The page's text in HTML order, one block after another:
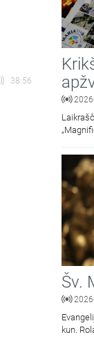
38:56
Šv.
kun.